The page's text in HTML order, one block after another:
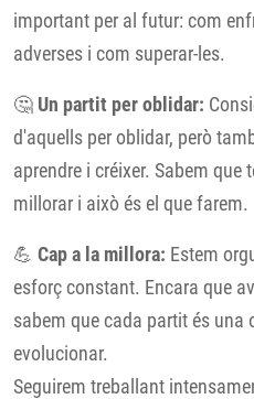
important per al futur: com
adverses i com superar-les.
🤔 Un partit per oblidar:
d'aquells per oblidar, però
aprendre i créixer. Sabem
millorar i això és el que farem.
💪 Cap a la millora: Estem
esforç constant. Encara que
sabem que cada partit és una
evolucionar.
Seguirem treballant